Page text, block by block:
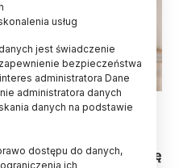
posiłków – nawet
i warzyw oraz uczą się
usług
jest świadczenie
bezpieczeństwa
administratora Dane
administratora danych
danych na podstawie
dostępu do danych,
ich